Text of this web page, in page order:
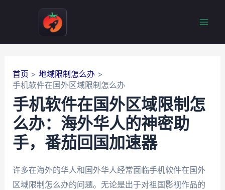
首页
地域限制怎么办
手机软件在国外区域限制怎么办
手机软件在国外区域限制怎
么办：海外华人的神密助
手，番茄回国加速器
许多在海外的华人和国外华人经常面临手机软件在国外
区域限制怎么办的问题。无论是出于对祖国影视作品的